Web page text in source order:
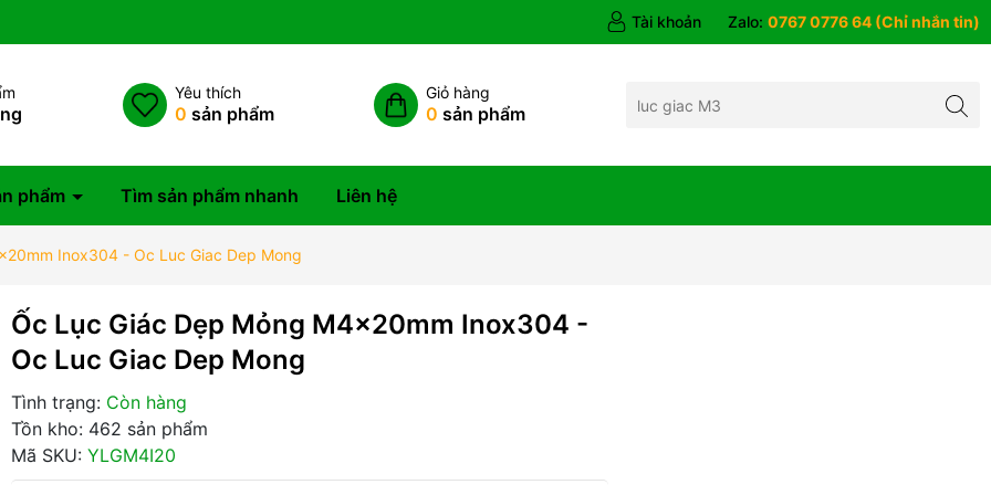
Tài khoản Zalo: 0767 0776 64 (Chỉ nhắn tin)
Yêu thích
0 sản phẩm
Giỏ hàng
0 sản phẩm
phẩm Tìm sản phẩm nhanh Liên hệ
Inox304 - Oc Luc Giac Dep Mong
Ốc Lục Giác Dẹp Mỏng M4x20mm Inox304 -
Oc Luc Giac Dep Mong
Tình trạng: Còn hàng
Tồn kho: 462 sản phẩm
Mã SKU: YLGM4I20